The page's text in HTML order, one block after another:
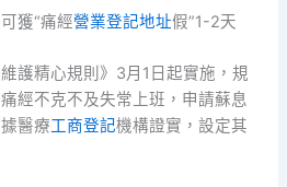
獲“痛經營業登記地址假”1-2天
精心規則》3月1日起實施，規
經不克不及失常上班，申請蘇息
據醫療工商登記機構證實，設定其